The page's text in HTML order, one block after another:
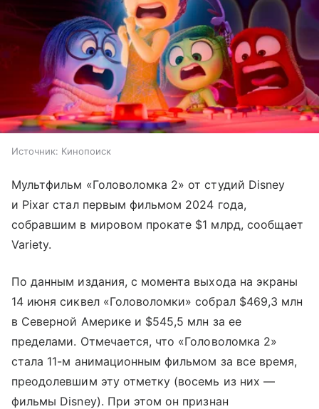
Источник: Кинопоиск
Мультфильм «Головоломка 2» от студий Disney
и Pixar стал первым фильмом 2024 года,
собравшим в мировом прокате $1 млрд, сообщает
Variety.
По данным издания, с момента выхода на экраны
14 июня сиквел «Головоломки» собрал $469,3 млн
в Северной Америке и $545,5 млн за ее
пределами. Отмечается, что «Головоломка 2»
стала 11-м анимационным фильмом за все время,
преодолевшим эту отметку (восемь из них —
фильмы Disney). При этом он признан